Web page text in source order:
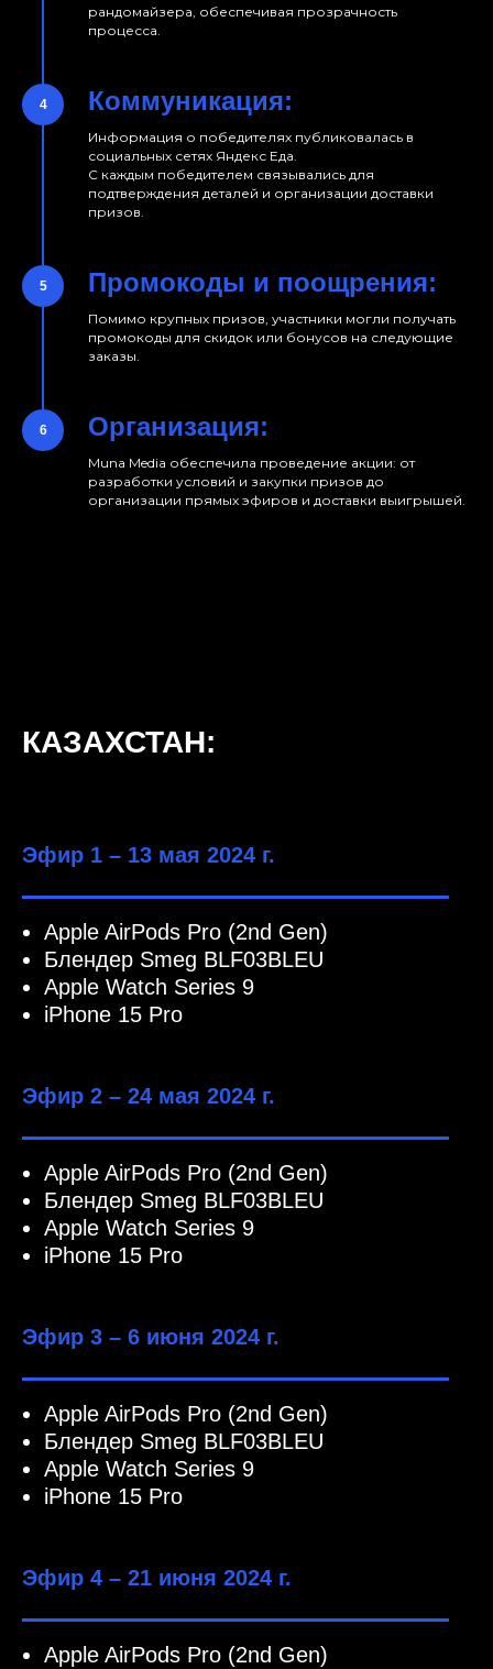
рандомайзера, обеспечивая прозрачность
процесса.
Коммуникация:
Информация о победителях публиковалась в
социальных сетях Яндекс Еда.
С каждым победителем связывались для
подтверждения деталей и организации доставки
призов.
Промокоды и поощрения:
Помимо крупных призов, участники могли получать
промокоды для скидок или бонусов на следующие
заказы.
Организация:
Muna Media обеспечила проведение акции: от
разработки условий и закупки призов до
организации прямых эфиров и доставки выигрышей.
КАЗАХСТАН:
Эфир 1 – 13 мая 2024 г.
Apple AirPods Pro (2nd Gen)
Блендер Smeg BLF03BLEU
Apple Watch Series 9
iPhone 15 Pro
Эфир 2 – 24 мая 2024 г.
Apple AirPods Pro (2nd Gen)
Блендер Smeg BLF03BLEU
Apple Watch Series 9
iPhone 15 Pro
Эфир 3 – 6 июня 2024 г.
Apple AirPods Pro (2nd Gen)
Блендер Smeg BLF03BLEU
Apple Watch Series 9
iPhone 15 Pro
Эфир 4 – 21 июня 2024 г.
Apple AirPods Pro (2nd Gen)